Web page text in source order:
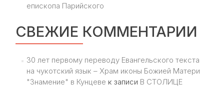
епископа Парийского
СВЕЖИЕ КОММЕНТАРИИ
30 лет первому переводу Евангельского текста
на чукотский язык – Храм иконы Божией Матери
"Знамение" в Кунцеве к записи В СТОЛИЦЕ